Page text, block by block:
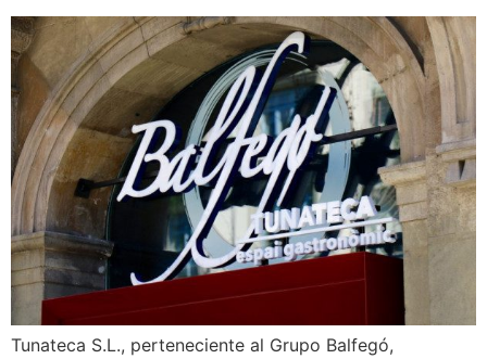
Tunateca S.L., perteneciente al Grupo Balfegó,